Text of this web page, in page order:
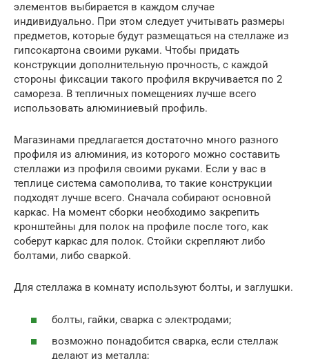
элементов выбирается в каждом случае
индивидуально. При этом следует учитывать размеры
предметов, которые будут размещаться на стеллаже из
гипсокартона своими руками. Чтобы придать
конструкции дополнительную прочность, с каждой
стороны фиксации такого профиля вкручивается по 2
самореза. В тепличных помещениях лучше всего
использовать алюминиевый профиль.
Магазинами предлагается достаточно много разного
профиля из алюминия, из которого можно составить
стеллажи из профиля своими руками. Если у вас в
теплице система самополива, то такие конструкции
подходят лучше всего. Сначала собирают основной
каркас. На момент сборки необходимо закрепить
кронштейны для полок на профиле после того, как
соберут каркас для полок. Стойки скрепляют либо
болтами, либо сваркой.
Для стеллажа в комнату используют болты, и заглушки.
болты, гайки, сварка с электродами;
возможно понадобится сварка, если стеллаж
делают из металла;